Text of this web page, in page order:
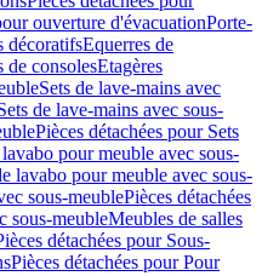
ouverture d'évacuationPorte-
décoratifsEquerres de
de consolesEtagères
Sets de lave-mains avec
de lave-mains avec sous-
Pièces détachées pour Sets
lavabo pour meuble avec sous-
lavabo pour meuble avec sous-
sous-meublePièces détachées
sous-meubleMeubles de salles
détachées pour Sous-
Pièces détachées pour Pour